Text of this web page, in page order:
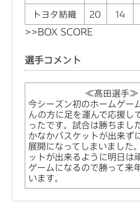
トヨタ紡織
20 14
>>BOX SCORE
選手コメント
≪髙田選手≫
今シーズン初のホームゲー
んの方に足を運んで応援し
ったです。試合は勝ちまし
かなかバスケットが出来ず
展開になってしまいました
ットが出来るように明日は
ゲームになるので勝って来
います。